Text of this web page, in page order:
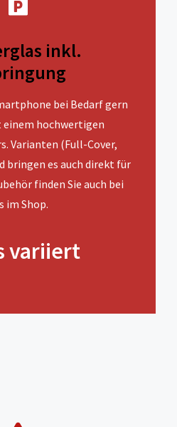
inkl.
bei Bedarf gern
hochwertigen
Varianten (Full-Cover,
bringen es auch direkt für
finden Sie auch bei
im Shop.
variiert